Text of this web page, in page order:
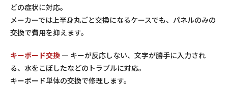
どの症状に対応。
メーカーでは上半身丸ごと交換になるケースでも、パネルのみの
交換で費用を抑えます。
キーボード交換 — キーが反応しない、文字が勝手に入力され
る、水をこぼしたなどのトラブルに対応。
キーボード単体の交換で修理します。